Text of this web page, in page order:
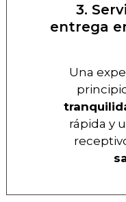
3.
entrega
Una
rápida y